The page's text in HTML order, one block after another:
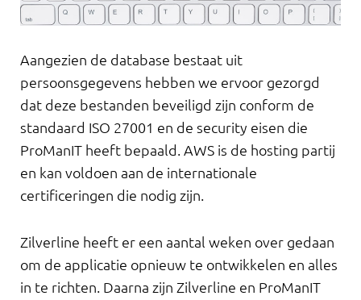
Aangezien de database bestaat uit
persoonsgegevens hebben we ervoor gezorgd
dat deze bestanden beveiligd zijn conform de
standaard ISO 27001 en de security eisen die
ProManIT heeft bepaald. AWS is de hosting partij
en kan voldoen aan de internationale
certificeringen die nodig zijn.
Zilverline heeft er een aantal weken over gedaan
om de applicatie opnieuw te ontwikkelen en alles
in te richten. Daarna zijn Zilverline en ProManIT